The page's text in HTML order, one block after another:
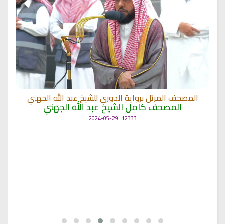
المصحف المرتل برواية الدوري للشيخ عبد الله الجهني
المصحف كامل الشيخ عبد الله الجهني
12333 | 2024-05-29